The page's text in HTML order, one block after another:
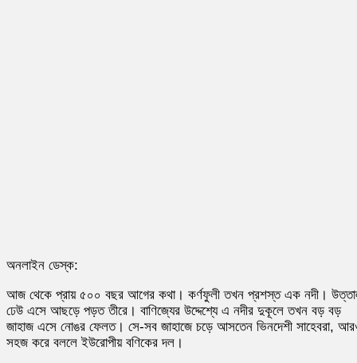
অনলাইন ডেস্ক:
আজ থেকে প্রায় ৫০০ বছর আগের কথা। কর্ণফুলী তখন প্রশস্ত এক নদী।
ঢেউ এসে আছড়ে পড়ত তীরে। বাণিজ্যের উদ্দেশ্যে এ নদীর দুকূলে তখন বড় বড়
জাহাজ এসে নোঙর ফেলত। সে-সব জাহাজে চড়ে আসতেন ভিনদেশী সাহেবরা,
সহজ করে বললে ইউরোপীয় বণিকের দল।